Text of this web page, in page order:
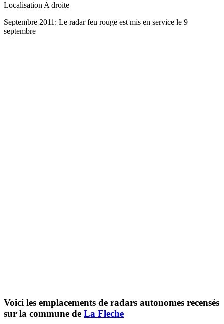
LocalisationA droite
Septembre 2011: Le radar feu rouge est mis en service le 9
septembre
Voici les emplacements de radars autonomes recensés
sur la commune de La Fleche